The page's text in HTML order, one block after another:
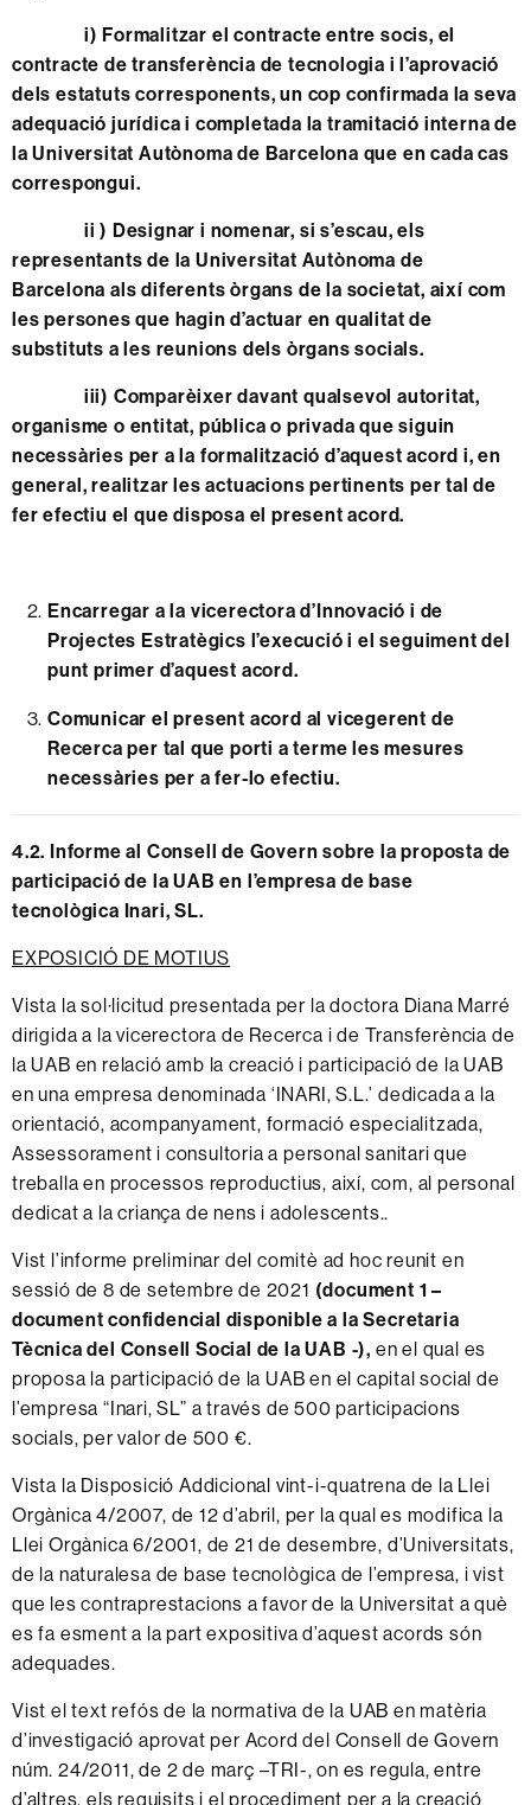
i) Formalitzar el contracte entre socis, el
contracte de transferència de tecnologia i l’aprovació
dels estatuts corresponents, un cop confirmada la seva
adequació jurídica i completada la tramitació interna de
la Universitat Autònoma de Barcelona que en cada cas
correspongui.
ii ) Designar i nomenar, si s’escau, els
representants de la Universitat Autònoma de
Barcelona als diferents òrgans de la societat, així com
les persones que hagin d’actuar en qualitat de
substituts a les reunions dels òrgans socials.
iii) Comparèixer davant qualsevol autoritat,
organisme o entitat, pública o privada que siguin
necessàries per a la formalització d’aquest acord i, en
general, realitzar les actuacions pertinents per tal de
fer efectiu el que disposa el present acord.
Encarregar a la vicerectora d’Innovació i de
Projectes Estratègics l’execució i el seguiment del
punt primer d’aquest acord.
Comunicar el present acord al vicegerent de
Recerca per tal que porti a terme les mesures
necessàries per a fer-lo efectiu.
4.2. Informe al Consell de Govern sobre la proposta de
participació de la UAB en l’empresa de base
tecnològica Inari, SL.
EXPOSICIÓ DE MOTIUS
Vista la sol·licitud presentada per la doctora Diana Marré
dirigida a la vicerectora de Recerca i de Transferència de
la UAB en relació amb la creació i participació de la UAB
en una empresadenominada ‘INARI, S.L.’ dedicada a la
orientació, acompanyament, formació especialitzada,
Assessorament i consultoria a personal sanitari que
treballa en processos reproductius, així, com, al personal
dedicat a la criança de nens i adolescents..
Vist l’informe preliminar del comitè ad hoc reunit en
sessió de 8 de setembre de 2021 (document 1 –
document confidencial disponible a la Secretaria
Tècnica del Consell Social de la UAB -), en el qual es
proposa la participació de la UAB en el capital social de
l’empresa “Inari, SL” a través de 500 participacions
socials, per valor de 500 €.
Vista la Disposició Addicional vint-i-quatrena de la Llei
Orgànica 4/2007, de 12 d’abril, per la qual es modifica la
Llei Orgànica 6/2001, de 21 de desembre, d’Universitats,
de la naturalesa de base tecnològica de l’empresa, i vist
que les contraprestacions a favor de la Universitat a què
es fa esment a la part expositiva d’aquest acords són
adequades.
Vist el text refós de la normativa de la UAB en matèria
d’investigació aprovat per Acord del Consell de Govern
núm. 24/2011, de 2 de març –TRI-, on es regula, entre
d’altres, els requisits i el procediment per a la creació